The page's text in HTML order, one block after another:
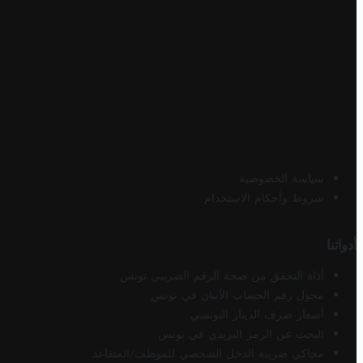
سياسة الخصوصية
شروط وأحكام الاستخدام
أدواتنا
أداة التحقق من صحة الرقم الضريبي تونس
محول رقم الحساب الآيبان في تونس
أسعار صرف الدينار التونسي
البحث عن الرمز البريدي في تونس
محاكي ضريبة الدخل الشخصي للموظف/المتقاعد